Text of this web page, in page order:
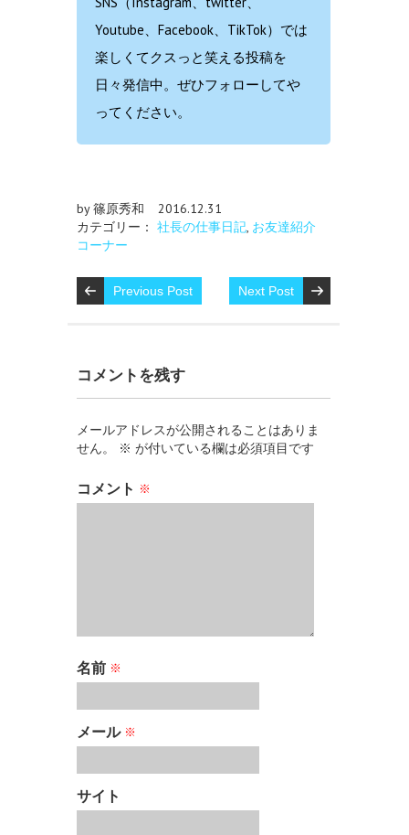
Youtube、Facebook、TikTok）では
楽しくてクスっと笑える投稿を
日々発信中。ぜひフォローしてや
ってください。
by 篠原秀和
2016.12.31
カテゴリー： 社長の仕事日記, お友達紹介
コーナー
Previous Post Next Post
コメントを残す
メールアドレスが公開されることはありま
せん。
※ が付いている欄は必須項目です
コメント ※
名前 ※
メール ※
サイト